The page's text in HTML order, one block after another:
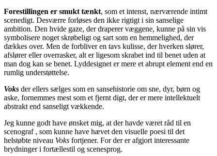
Forestillingen er smukt tænkt, som et intenst, nærværende intimt
scenedigt. Desværre forløses den ikke rigtigt i sin sanselige
ambition. Den hvide gaze, der draperer væggene, kunne på sin vis
symbolisere noget skrøbeligt og sart som en hemmelighed, der
dækkes over. Men de forbliver en tavs kulisse, der hverken slører,
afslører eller overrasker, alt er ligesom skrabet ind til benet uden at
man dog kan se benet. Lyddesignet er mere et abrupt element end en
rumlig understøttelse.
Voks der ellers sælges som en sansehistorie om sne, dyr, børn og
aske, fornemmes mest som et fjernt digt, der er mere intellektuelt
abstrakt end sanseligt vækkende.
Jeg kunne godt have ønsket mig, at der havde været råd til en
scenograf , som kunne have hævet den visuelle poesi til det
helstøbte niveau Voks fortjener. For der er afgjort interessante
brydninger i fortællestil og scenesprog.